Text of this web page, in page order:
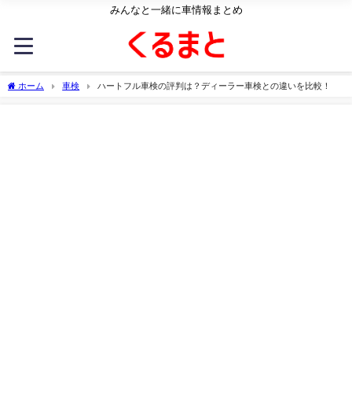
みんなと一緒に車情報まとめ
ホーム 車検 ハートフル車検の評判は？ディーラー車検との違いを比較！